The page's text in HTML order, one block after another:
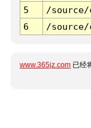
5
/
6
/
www.365jz.com 已经